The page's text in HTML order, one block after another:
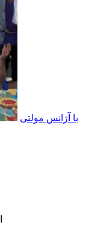
با آژانس مولتی